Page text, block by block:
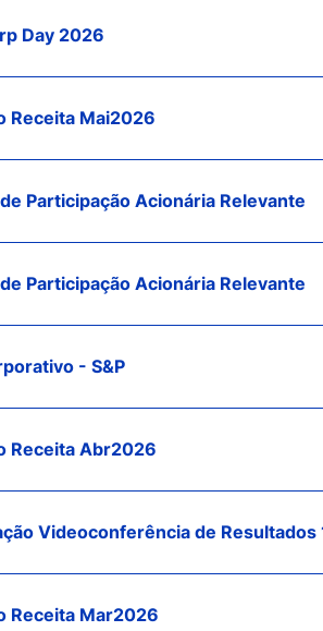
Day 2026
Receita Mai2026
Participação Acionária Relevante
Participação Acionária Relevante
- S&P
Receita Abr2026
Videoconferência de Resultados
Receita Mar2026